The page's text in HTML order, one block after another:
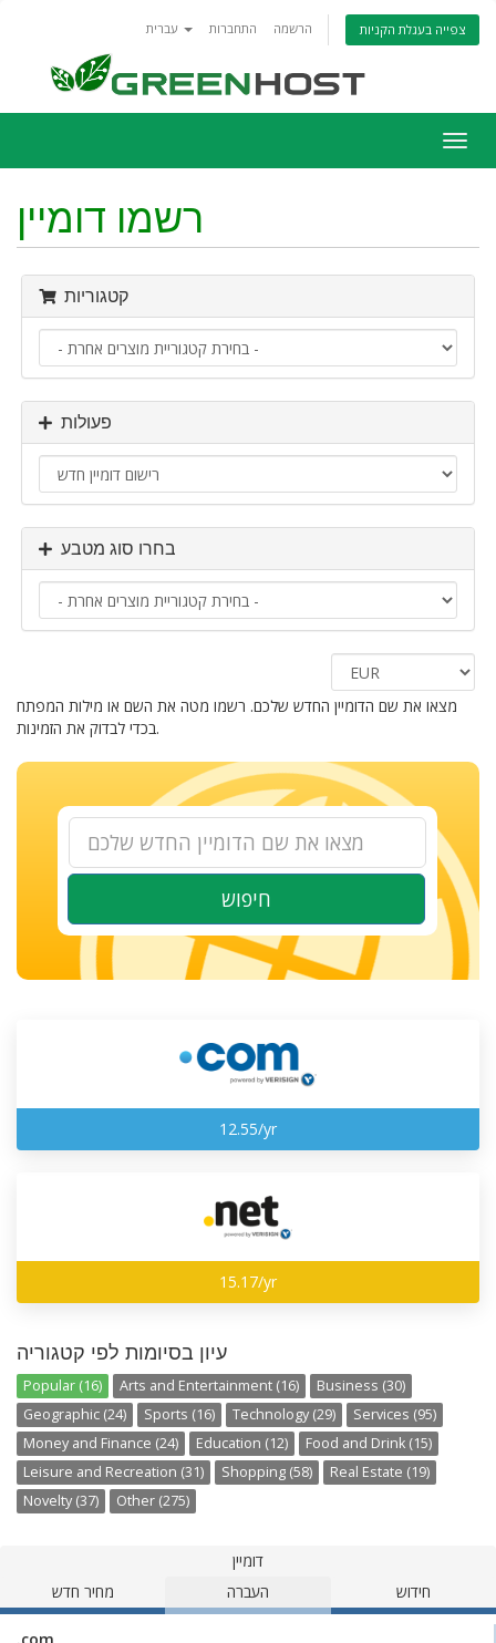
התחברות הרשמה צפייה בעגלת הקניות
ניווט
רשמו דומיין
קטגוריות
פעולות
בחרו סוג מטבע
מצאו את שם הדומיין החדש שלכם. רשמו מטה את השם או מילות המפתח
בכדי לבדוק את הזמינות.
חיפוש
12.55/yr
15.17/yr
עיון בסיומות לפי קטגוריה
Popular (16) Arts and Entertainment (16)
Business (30)
Geographic (24)
Sports (16) Technology (29)
Services (95)
Money and Finance (24)
Education (12)
Food and Drink (15)
Leisure and Recreation (31)
Shopping (58)
Real Estate (19)
Novelty (37)
Other (275)
דומיין
מחיר חדש
העברה חידוש